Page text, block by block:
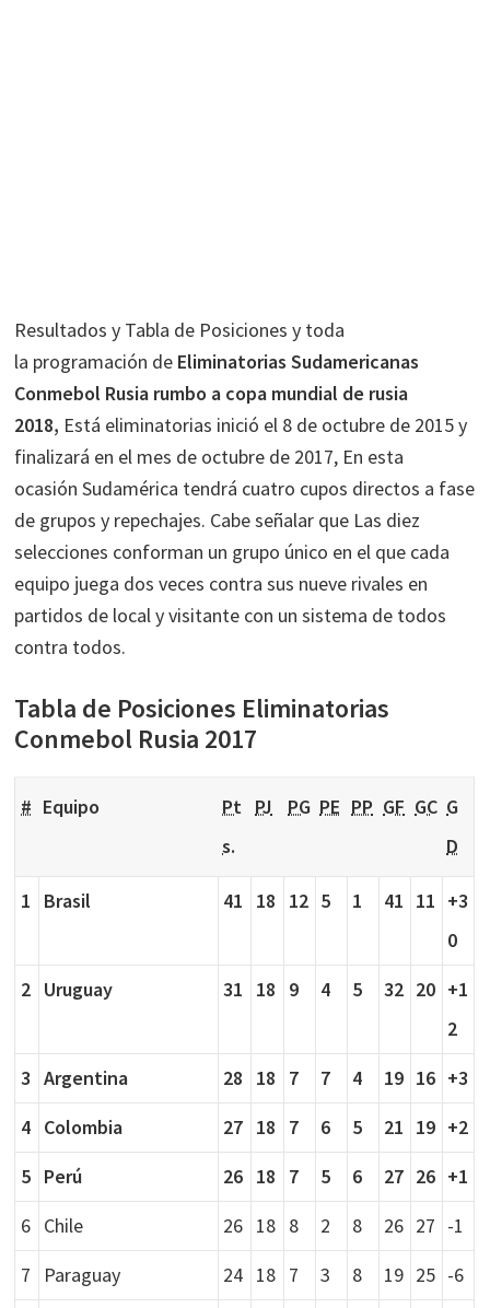
Resultados y Tabla de Posiciones y toda
la programación de Eliminatorias Sudamericanas
Conmebol Rusia rumbo a copa mundial de rusia
2018, Está eliminatorias inició el 8 de octubre de 2015 y
finalizará en el mes de octubre de 2017, En esta
ocasión Sudamérica tendrá cuatro cupos directos a fase
de grupos y repechajes. Cabe señalar que Las diez
selecciones conforman un grupo único en el que cada
equipo juega dos veces contra sus nueve rivales en
partidos de local y visitante con un sistema de todos
contra todos.
Tabla de Posiciones Eliminatorias
Conmebol Rusia 2017
# Equipo
Pt
s.
PJ PG PE PP GF GC G
D
1 Brasil 41 18 12 5 1 41 11 +3
0
2 Uruguay 31 18 9 4 5 32 20 +1
2
3 Argentina 28 18 7 7 4 19 16 +3
4 Colombia 27 18 7 6 5 21 19 +2
5 Perú 26 18 7 5 6 27 26 +1
6 Chile 26 18 8 2 8 26 27 -1
7
Paraguay 24 18 7 3 8 19 25 -6